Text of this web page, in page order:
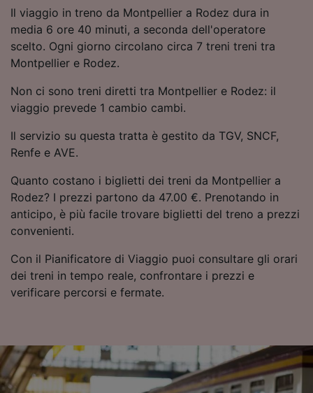
Il viaggio in treno da Montpellier a Rodez dura in
media 6 ore 40 minuti, a seconda dell'operatore
scelto. Ogni giorno circolano circa 7 treni treni tra
Montpellier e Rodez.
Non ci sono treni diretti tra Montpellier e Rodez: il
viaggio prevede 1 cambio cambi.
Il servizio su questa tratta è gestito da TGV, SNCF,
Renfe e AVE.
Quanto costano i biglietti dei treni da Montpellier a
Rodez? I prezzi partono da 47.00 €. Prenotando in
anticipo, è più facile trovare biglietti del treno a prezzi
convenienti.
Con il Pianificatore di Viaggio puoi consultare gli orari
dei treni in tempo reale, confrontare i prezzi e
verificare percorsi e fermate.
Utilizzare dati di geolocalizzazione precisi.
Scansione attiva delle caratteristiche del
dispositivo ai fini dell’identificazione.
Archiviare informazioni su dispositivo e/o
accedervi. Pubblicità e contenuti
dei contenuti e degli annunci, ricerche sul
pubblico, sviluppo di servizi.
Elenco dei partner (fornitori)